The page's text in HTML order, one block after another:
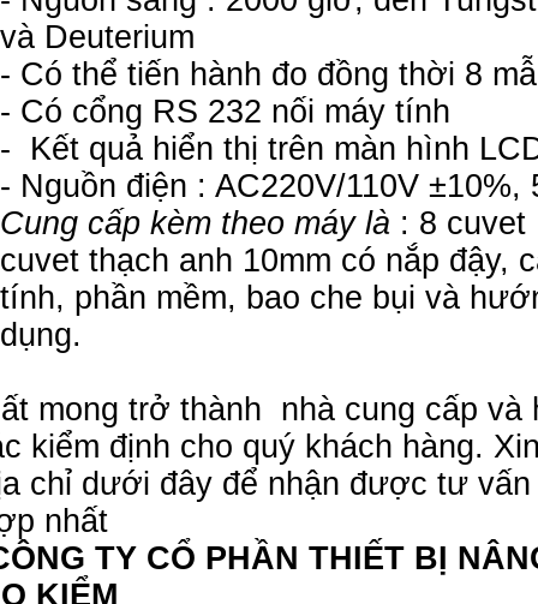
và Deuterium
- Có thể tiến hành đo đồng thời 8
- Có cổng RS 232 nối máy tính
- Kết quả hiển thị trên màn hình
- Nguồn điện : AC220V/110V ±10%,
Cung cấp kèm theo máy là : 8 cuvet
cuvet thạch anh 10mm có nắp đậy,
tính, phần mềm, bao che bụi và
dụng.
mong trở thành nhà cung cấp và
kiểm định cho quý khách hàng.
chỉ dưới đây để nhận được tư vấn
nhất
TY CỔ PHẦN THIẾT BỊ
KIỂM